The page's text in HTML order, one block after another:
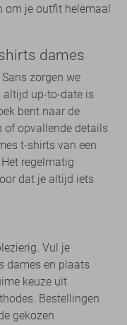
om je outfit helemaal
dames
zorgen we
altijd up-to-date is
bent naar de
of opvallende details
t-shirts van een
regelmatig
dat je altijd iets
Vul je
dames en plaats
keuze uit
Bestellingen
gekozen